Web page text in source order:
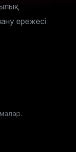
ережесі